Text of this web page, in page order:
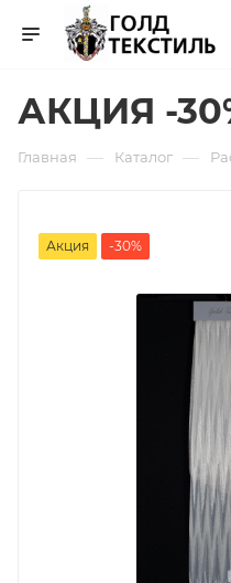
АКЦИЯ -
Главная — Каталог —
Акция -30%